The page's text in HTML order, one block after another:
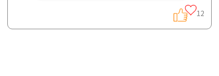
今回は、Gastroenterologyという雑誌に発表された、IBD患
者さんを対象とした心理学的アプローチの効果を検証した論
12